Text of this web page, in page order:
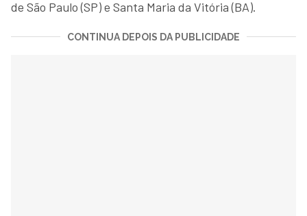
de São Paulo (SP) e Santa Maria da Vitória (BA).
CONTINUA DEPOIS DA PUBLICIDADE